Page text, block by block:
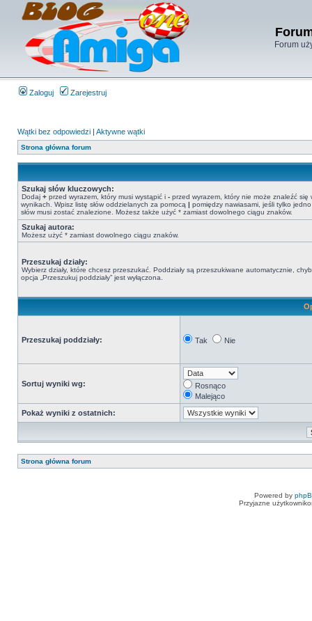
Forum
Zaloguj Zarejestruj
Wątki bez odpowiedzi | Aktywne wątki
Strona główna forum
Szukaj słów kluczowych:
Dodaj + przed wyrazem, który musi wystąpić i - przed wyrazem, który nie może znaleźć się
wynikach. Wpisz listę słów oddzielanych za pomocą | pomiędzy nawiasami, jeśli tylko
słów musi zostać znalezione. Możesz także użyć * zamiast dowolnego ciągu znaków.
Szukaj autora:
Możesz użyć * zamiast dowolnego ciągu znaków.
Przeszukaj działy:
Wybierz działy, które chcesz przeszukać. Poddziały są przeszukiwane automatycznie,
opcja „Przeszukuj poddziały” jest wyłączona.
Przeszukaj poddziały: Tak Nie
Sortuj wyniki wg:
Rosnąco
Malejąco
Pokaż wyniki z ostatnich:
Strona główna forum
Powered by
Przyjazne